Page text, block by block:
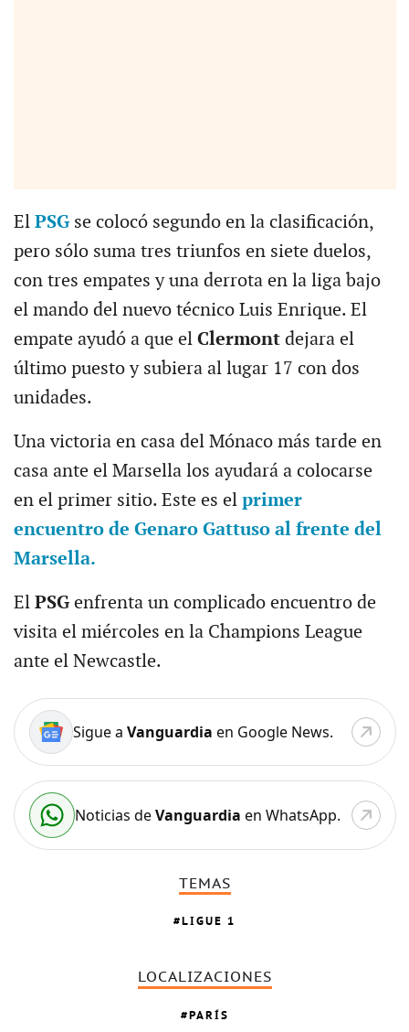
El PSG se colocó segundo en la clasificación,
pero sólo suma tres triunfos en siete duelos,
con tres empates y una derrota en la liga bajo
el mando del nuevo técnico Luis Enrique. El
empate ayudó a que el Clermont dejara el
último puesto y subiera al lugar 17 con dos
unidades.
Una victoria en casa del Mónaco más tarde en
casa ante el Marsella los ayudará a colocarse
en el primer sitio. Este es el primer
encuentro de Genaro Gattuso al frente del
Marsella.
El PSG enfrenta un complicado encuentro de
visita el miércoles en la Champions League
ante el Newcastle.
Sigue a Vanguardia en Google News.
Noticias deVanguardia en WhatsApp.
TEMAS
LIGUE 1
LOCALIZACIONES
PARÍS